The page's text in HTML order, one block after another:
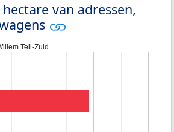
van adressen,
Tell-Zuid